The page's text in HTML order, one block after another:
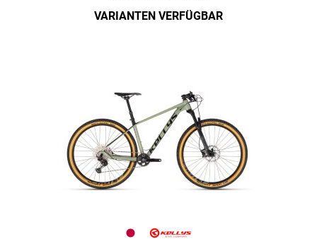
VARIANTEN VERFÜGBAR